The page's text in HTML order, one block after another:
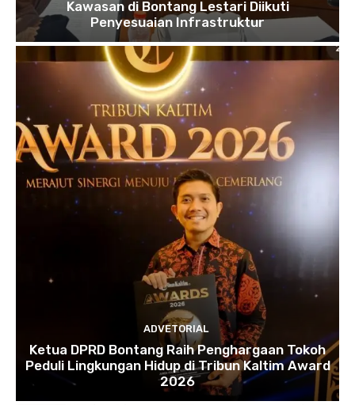
Kawasan di Bontang Lestari Diikuti
Penyesuaian Infrastruktur
ADVETORIAL
Ketua DPRD Bontang Raih Penghargaan Tokoh
Peduli Lingkungan Hidup di Tribun Kaltim Award
2026